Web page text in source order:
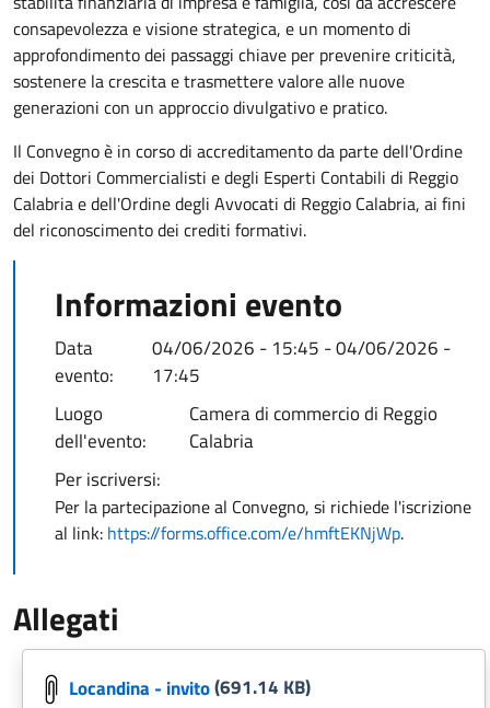
consapevolezza e visione strategica, e un momento di
approfondimento dei passaggi chiave per prevenire criticità,
sostenere la crescita e trasmettere valore alle nuove
generazioni con un approccio divulgativo e pratico.
Il Convegno è in corso di accreditamento da parte dell'Ordine
dei Dottori Commercialisti e degli Esperti Contabili di Reggio
Calabria e dell'Ordine degli Avvocati di Reggio Calabria, ai fini
del riconoscimento dei crediti formativi.
Informazioni evento
Data
evento:
04/06/2026 - 15:45 -04/06/2026 -
17:45
Luogo
dell'evento:
Camera di commercio di Reggio
Calabria
Per iscriversi:
Per la partecipazione al Convegno, si richiede l'iscrizione
al link: https://forms.office.com/e/hmftEKNjWp.
Allegati
Locandina - invito(691.14 KB)